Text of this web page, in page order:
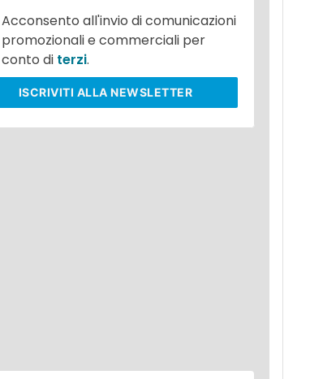
Acconsento all'invio di comunicazioni
promozionali e commerciali per
conto di terzi.
ISCRIVITI ALLA NEWSLETTER